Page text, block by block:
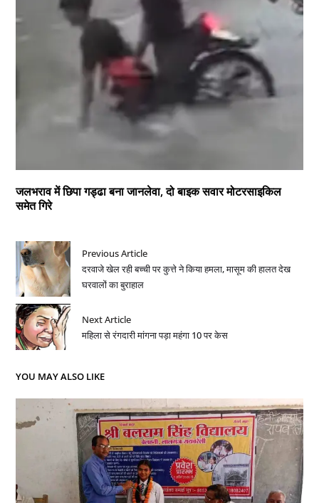
जलभराव में छिपा गड्ढा बना जानलेवा, दो बाइक सवार मोटरसाइकिल
समेत गिरे
Previous Article
दरवाजे खेल रही बच्ची पर कुत्ते ने किया हमला, मासूम की हालत देख
घरवालों का बुराहाल
Next Article
महिला से रंगदारी मांगना पड़ा महंगा 10 पर केस
YOU MAY ALSO LIKE